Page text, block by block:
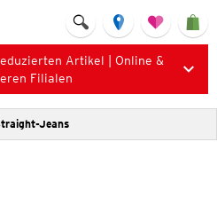
Artikel | Online &
Filialen
Jeans